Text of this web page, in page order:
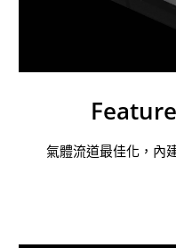
氣體流道最佳化，內